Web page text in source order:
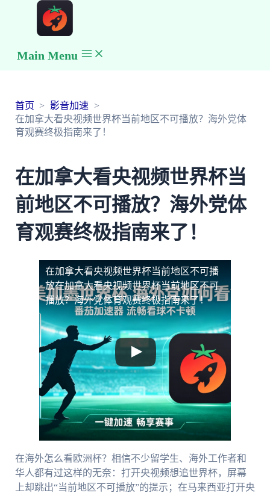
Main Menu
首页
影音加速
在加拿大看央视频世界杯当前地区不可播放？海外党体
育观赛终极指南来了！
在加拿大看央视频世界杯当
前地区不可播放？海外党体
育观赛终极指南来了！
在加拿大看央视频世界杯当前地区不可播
放在加拿大看央视频世界杯当前地区不可
播放？海外党体育观赛终极指南来了！
在海外怎么看欧洲杯？相信不少留学生、海外工作者和
华人都有过这样的无奈：打开央视频想追世界杯，屏幕
上却跳出“当前地区不可播放”的提示；在马来西亚打开央